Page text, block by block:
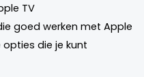
TV
goed werken met Apple
opties die je kunt